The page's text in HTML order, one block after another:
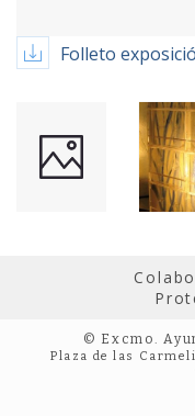
Folleto
© Excmo.
Plaza de las